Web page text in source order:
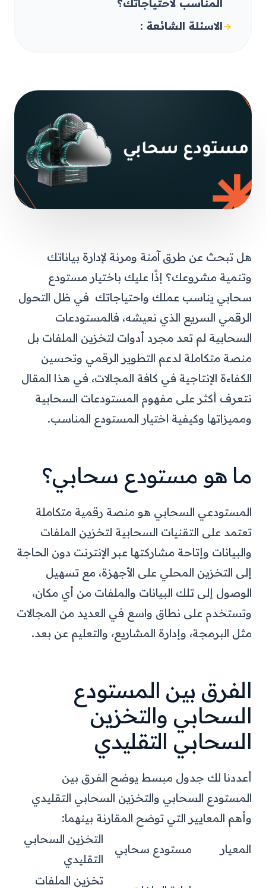
المناسب لاحتياجاتك؟
الاسئلة الشائعة :
هل تبحث عن طرق آمنة ومرنة لإدارة بياناتك
وتنمية مشروعك؟ إذًا عليك باختيار مستودع
سحابي يناسب عملك واحتياجاتك في ظل التحول
الرقمي السريع الذي نعيشه، فالمستودعات
السحابية لم تعد مجرد أدوات لتخزين الملفات بل
منصة متكاملة لدعم التطوير الرقمي وتحسين
الكفاءة الإنتاجية في كافة المجالات، في هذا المقال
نتعرف أكثر على مفهوم المستودعات السحابية
ومميزاتها وكيفية اختيار المستودع المناسب.
ما هو مستودع سحابي؟
المستودعي السحابي هو منصة رقمية متكاملة
تعتمد على التقنيات السحابية لتخزين الملفات
والبيانات وإتاحة مشاركتها عبر الإنترنت دون الحاجة
إلى التخزين المحلي على الأجهزة، مع تسهيل
الوصول إلى تلك البيانات والملفات من أي مكان،
وتستخدم على نطاق واسع في العديد من المجالات
مثل البرمجة، وإدارة المشاريع، والتعليم عن بعد.
الفرق بين المستودع
السحابي والتخزين
السحابي التقليدي
أعددنا لك جدول مبسط يوضح الفرق بين
المستودع السحابي والتخزين السحابي التقليدي
وأهم المعايير التي توضح المقارنة بينهما:
المعيار مستودع سحابي
التخزين السحابي
التقليدي
تخزين الملفات